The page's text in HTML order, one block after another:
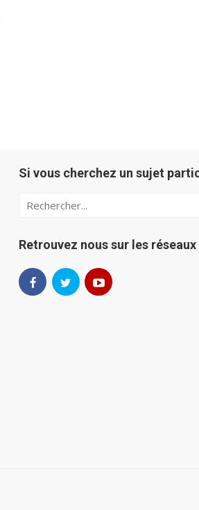
Si vous cherchez un sujet
Search
Retrouvez nous sur les réseaux